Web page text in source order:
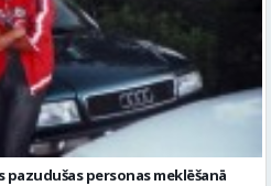
personas meklēšanā